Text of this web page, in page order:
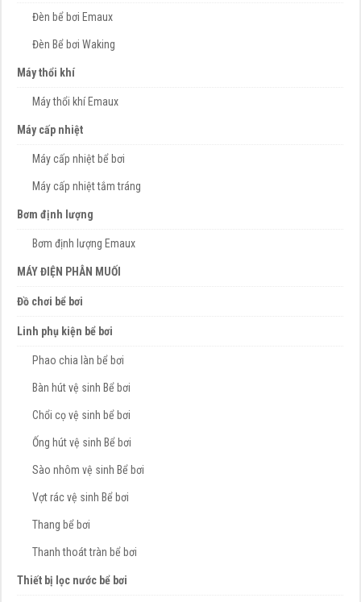
Đèn bể bơi Emaux
Đèn Bể bơi Waking
Máy thổi khí
Máy thổi khí Emaux
Máy cấp nhiệt
Máy cấp nhiệt bể bơi
Máy cấp nhiệt tắm tráng
Bơm định lượng
Bơm định lượng Emaux
MÁY ĐIỆN PHÂN MUỐI
Đồ chơi bể bơi
Linh phụ kiện bể bơi
Phao chia làn bể bơi
Bàn hút vệ sinh Bể bơi
Chổi cọ vệ sinh bể bơi
Ống hút vệ sinh Bể bơi
Sào nhôm vệ sinh Bể bơi
Vợt rác vệ sinh Bể bơi
Thang bể bơi
Thanh thoát tràn bể bơi
Thiết bị lọc nước bể bơi